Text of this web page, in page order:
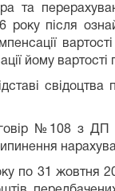
та
року після
йому вартості
№108 з ДП
по 31